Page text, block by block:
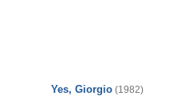
Yes, Giorgio (1982)